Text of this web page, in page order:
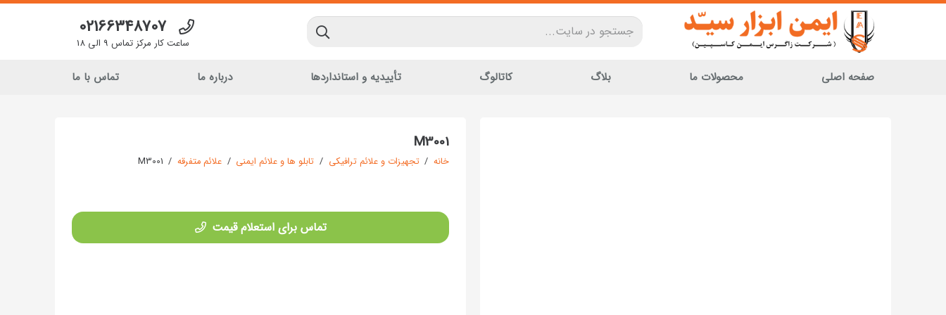
02166348707
ساعت کار مرکز تماس 9 الی 18
صفحه اصلی محصولات ما بلاگ کاتالوگ تأییدیه و استانداردها درباره ما تماس با ما
M3001
خانه / تجهیزات و علائم ترافیکی / تابلو ها و علائم ایمنی / علائم متفرقه /
M3001
تماس برای استعلام قیمت